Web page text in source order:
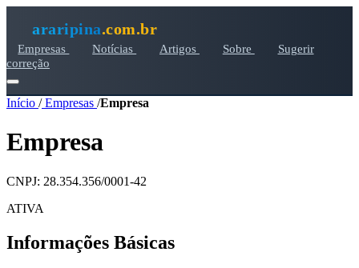
araripina.com.br
Empresas Notícias Artigos Sobre
Sugerir
correção
Início /Empresas /Empresa
Empresa
CNPJ: 28.354.356/0001-42
ATIVA
Informações Básicas